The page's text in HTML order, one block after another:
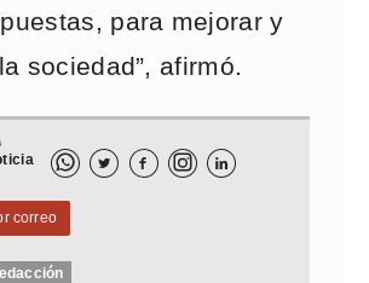
para mejorar y
sociedad”, afirmó.
  
correo